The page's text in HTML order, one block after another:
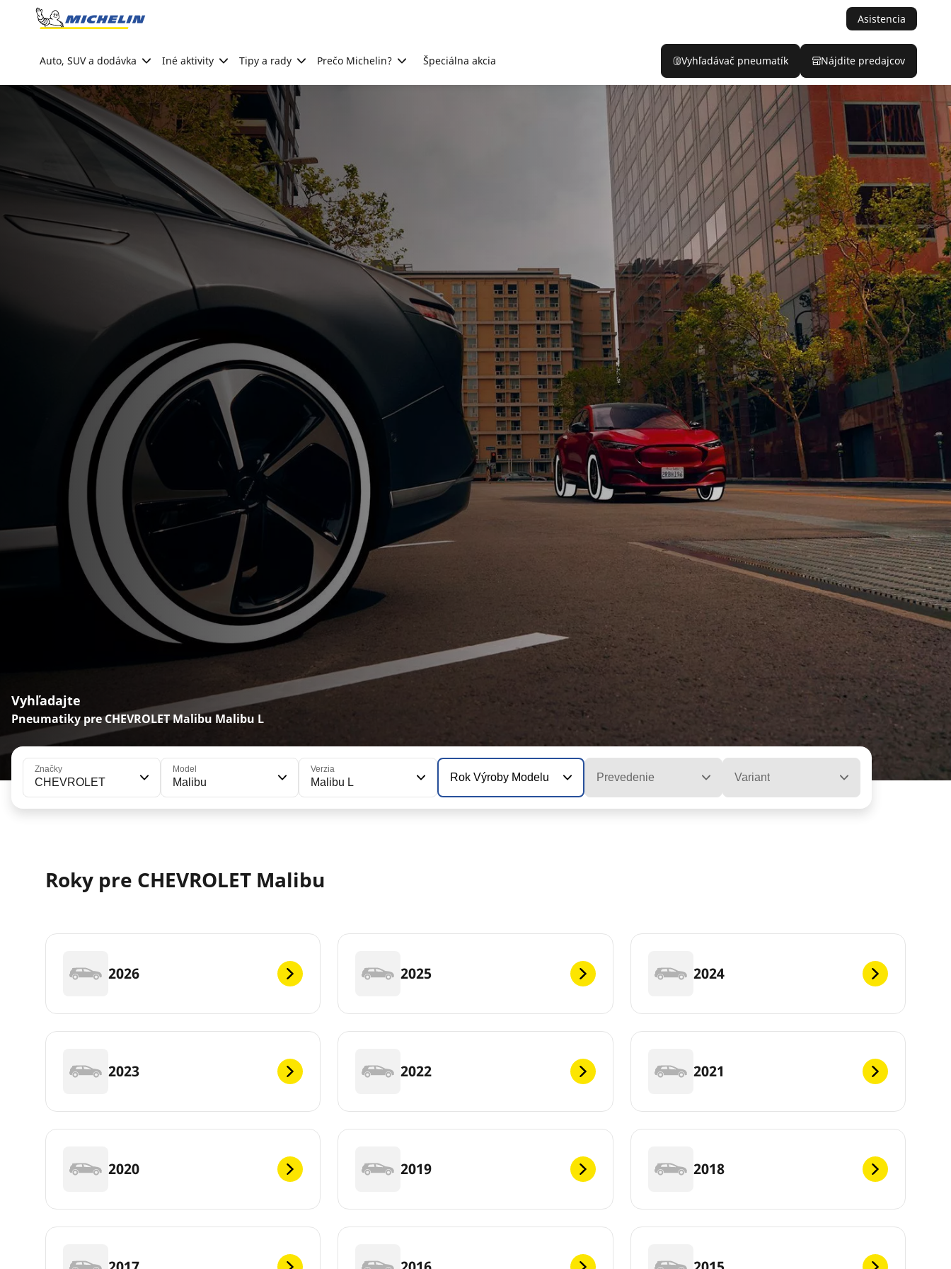
Go to page content
Asistencia
Auto, SUV a dodávka Iné aktivity Tipy a rady Prečo Michelin? Špeciálna akcia Vyhľadávač pneumatík Nájdite predajcov
Vyhľadajte
Pneumatiky pre CHEVROLET Malibu Malibu L
Značky
CHEVROLET
Model
Malibu
Verzia
Malibu L Rok Výroby Modelu Prevedenie Variant
Roky pre CHEVROLET Malibu
2026 2025 2024
2023 2022 2021
2020 2019 2018